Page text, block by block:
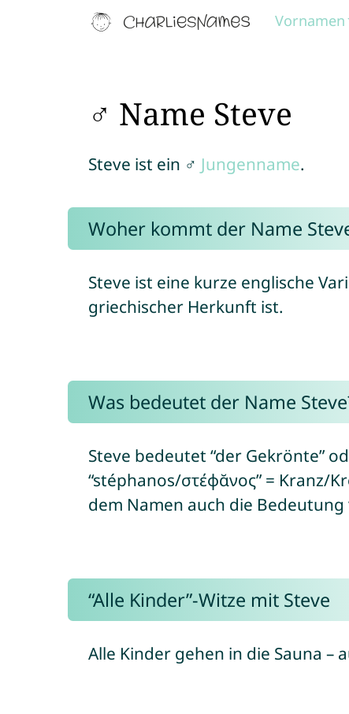
Vornamen
♂ Name Steve
Steve ist ein ♂ Jungenname.
Woher kommt der Name
Steve ist eine kurze englische
griechischer Herkunft ist.
Was bedeutet der Name
Steve bedeutet “der Gekrönte”
“stéphanos/στέφᾰνος” = Kranz/
dem Namen auch die Bedeutung
“Alle Kinder”-Witze mit Steve
Alle Kinder gehen in die Sauna –